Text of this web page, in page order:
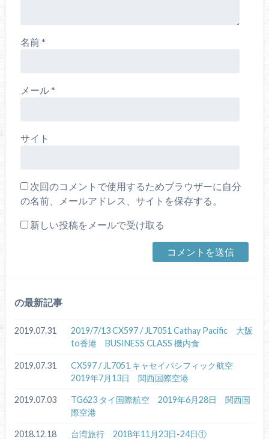
名前*
メール*
サイト
次回のコメントで使用するためブラウザーに自分
の名前、メールアドレス、サイトを保存する。
新しい投稿をメールで受け取る
の最新記事
2019.07.31
2019/7/13 CX597 / JL7051 Cathay Pacific 大阪
to香港 BUSINESS CLASS 機内食
2019.07.31
CX597 / JL7051 キャセイパシフィック航空
2019年7月13日 関西国際空港
2019.07.03
TG623 タイ国際航空 2019年6月28日 関西国
際空港
2018.12.18 台湾旅行 2018年11月23日-24日①